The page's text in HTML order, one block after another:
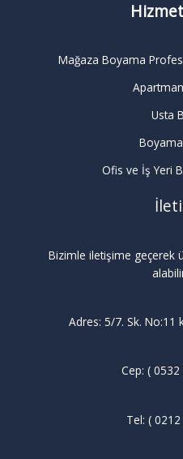
Mağaza Boyama
Usta
Ofis ve İş Yeri
Bizimle iletişime geçerek
Adres: 5/7. Sk. No:11
Cep: (
Tel: (